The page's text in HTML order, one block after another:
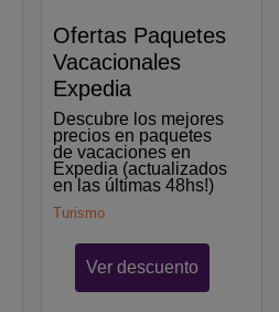
Ofertas Paquetes
Vacacionales
Expedia
Descubre los mejores
precios en paquetes
de vacaciones en
Expedia (actualizados
en las últimas 48hs!)
Turismo
Ver descuento